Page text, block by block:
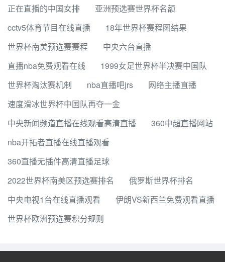
正在直播的中国女排
亚洲预选赛世界杯名额
cctv5体育节目在线直播
18年世界杯赛程图结果
世界杯南美预选赛赛程
中央六台直播
直播nba免费观看在线
1999女足世界杯半决赛中国队
世界杯淘汰赛机制
nba直播吧jrs
网络主播直播
速度滑冰世界杯中国队再夺一金
中央新闻频道直播在线观看高清直播
360中超直播网站
nba开拓者直播在线直播观看
360直播无插件高清直播足球
2022世界杯南美区预选赛排名
俄罗斯世界杯排名
中央电视1台在线直播观看
伊朗VS新西兰免费观看直播
世界杯欧洲预选赛积分规则